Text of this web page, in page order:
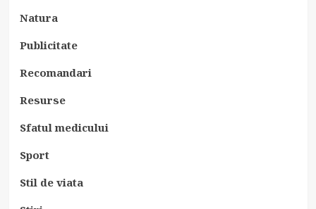
Natura
Publicitate
Recomandari
Resurse
Sfatul medicului
Sport
Stil de viata